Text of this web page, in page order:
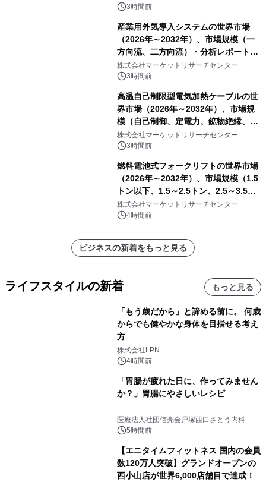
3時間前
産業用外気導入システムの世界市場
（2026年～2032年）、市場規模（一
方向流、二方向流）・分析レポートを
発表
株式会社マーケットリサーチセンター
3時間前
高温自己制限型電気加熱ケーブルの世
界市場（2026年～2032年）、市場規
模（自己制御、定電力、鉱物絶縁、表
皮効果）・分析レポートを発表
株式会社マーケットリサーチセンター
3時間前
燃料電池式フォークリフトの世界市場
（2026年～2032年）、市場規模（1.5
トン以下、1.5～2.5トン、2.5～3.5ト
ン、3.5～5.0トン、その他）・分析レ
ポートを発表
株式会社マーケットリサーチセンター
4時間前
ビジネスの新着をもっと見る
ライフスタイルの新着 もっと見る
「もう歳だから」と諦める前に。 何歳
からでも健やかな身体を目指せる考え
方
株式会社LPN
4時間前
「胃腸が疲れた日に、作ってみません
か？」胃腸にやさしいレシピ
医療法人社団信亮会戸塚西口さとう内科
5時間前
【エニタイムフィットネス 国内の会員
数120万人突破】グランドオープンの
西小山店が世界6,000店舗目で達成！